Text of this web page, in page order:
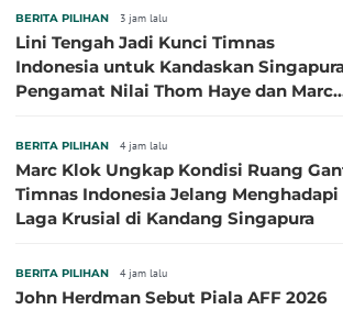
BERITA PILIHAN 3 jam lalu
Lini Tengah Jadi Kunci Timnas
Indonesia untuk Kandaskan
Pengamat Nilai Thom Haye dan Marc
BERITA PILIHAN 4 jam lalu
Marc Klok Ungkap Kondisi Ruang
Timnas Indonesia Jelang Menghadapi
Laga Krusial di Kandang Singapura
BERITA PILIHAN 4 jam lalu
John Herdman Sebut Piala AFF 2026